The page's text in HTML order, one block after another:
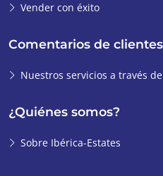
Vender con éxito
Comentarios de clientes
Nuestros servicios a través
¿Quiénes somos?
Sobre Ibérica-Estates